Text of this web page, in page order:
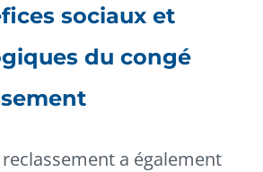
sociaux et
du congé
reclassement a également